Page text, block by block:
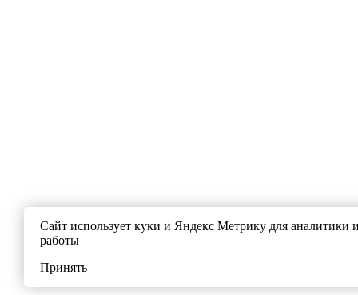
Сайт использует куки и Яндекс Метрику для аналитики
работы
Принять